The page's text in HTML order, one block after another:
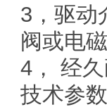
3，驱动
阀或电
4， 经
技术参数